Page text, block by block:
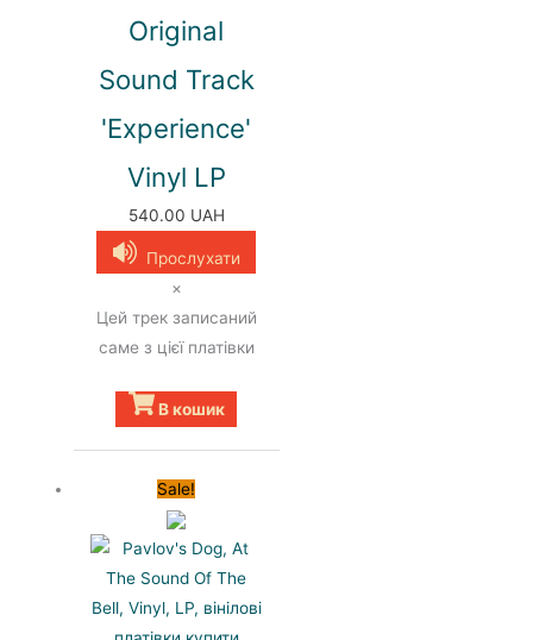
Original
Sound Track
'Experience'
Vinyl LP
540.00 UAH
Прослухати
×
Цей трек записаний
саме з цієї платівки
В кошик
Sale!